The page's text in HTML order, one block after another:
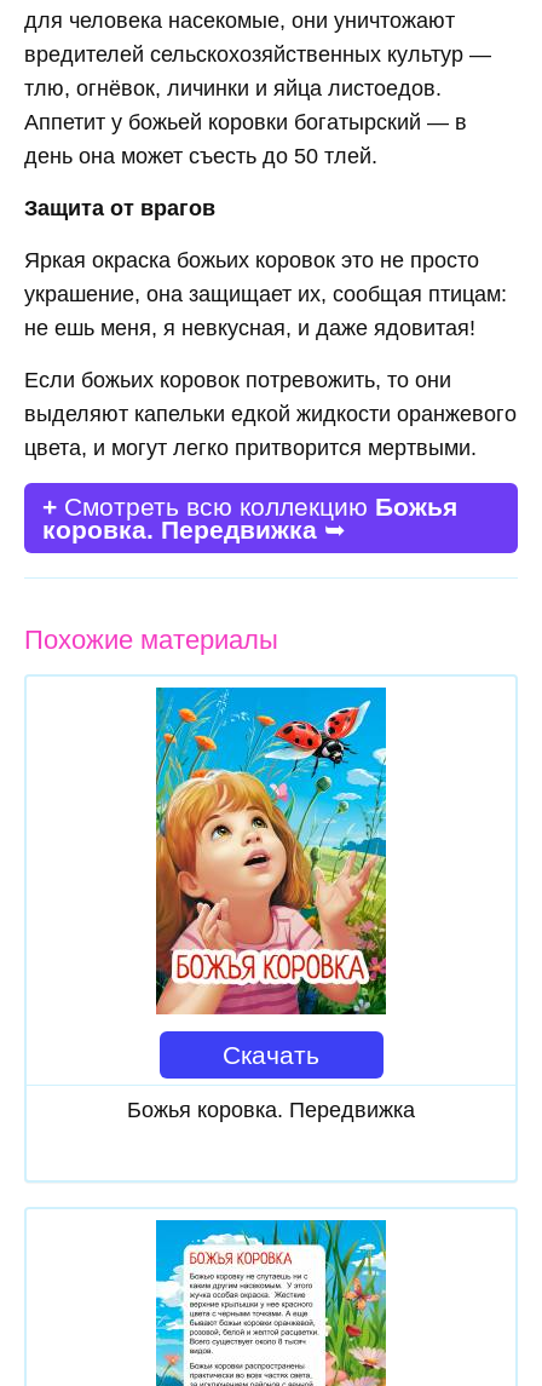
для человека насекомые, они уничтожают
вредителей сельскохозяйственных культур —
тлю, огнёвок, личинки и яйца листоедов.
Аппетит у божьей коровки богатырский — в
день она может съесть до 50 тлей.
Защита от врагов
Яркая окраска божьих коровок это не просто
украшение, она защищает их, сообщая птицам:
не ешь меня, я невкусная, и даже ядовитая!
Если божьих коровок потревожить, то они
выделяют капельки едкой жидкости оранжевого
цвета, и могут легко притворится мертвыми.
+ Смотреть всю коллекцию Божья
коровка. Передвижка ➥
Похожие материалы
Скачать
Божья коровка. Передвижка